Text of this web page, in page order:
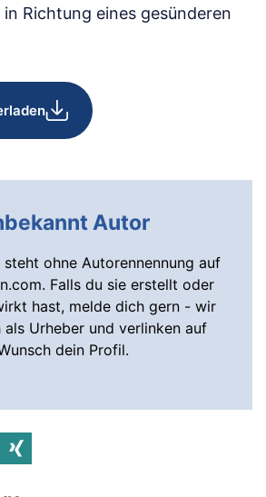
Richtung eines gesünderen
Autor
steht ohne Autorennennung auf
Falls du sie erstellt oder
hast, melde dich gern - wir
als Urheber und verlinken auf
dein Profil.